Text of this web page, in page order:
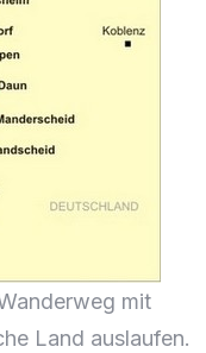
mit
Land auslaufen.